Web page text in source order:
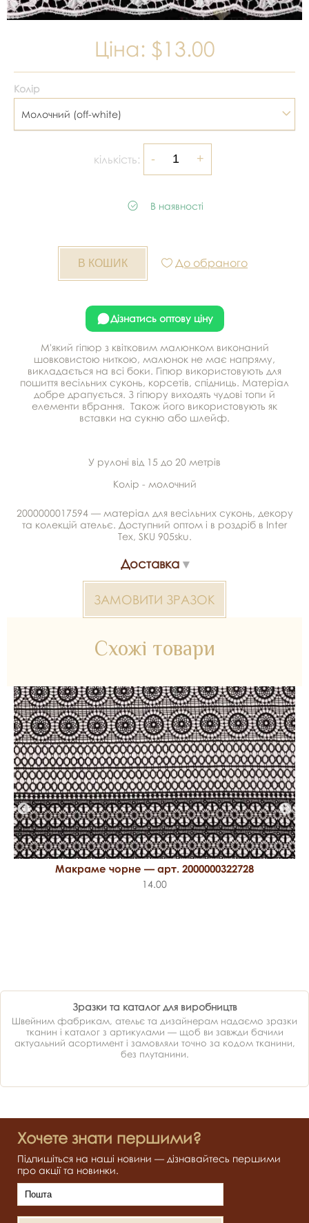
Ціна: $13.00
Колір
Молочний (off-white)
кількість:
В наявності
До обраного
Дізнатись оптову ціну
М'який гіпюр з квітковим малюнком виконаний
шовковистою ниткою, малюнок не має напряму,
викладається на всі боки. Гіпюр використовують для
пошиття весільних суконь, корсетів, спідниць. Матеріал
добре драпується. З гіпюру виходять чудові топи й
елементи вбрання. Також його використовують як
вставки на сукню або шлейф.
У рулоні від 15 до 20 метрів
Колір - молочний
2000000017594 — матеріал для весільних суконь, декору
та колекцій ательє. Доступний оптом і в роздріб в Inter
Tex, SKU 905sku.
Доставка
ЗАМОВИТИ ЗРАЗОК
Схожі товари
Макраме чорне — арт. 2000000322728
14.00
Зразки та каталог для виробництв
Швейним фабрикам, ательє та дизайнерам надаємо зразки
тканин і каталог з артикулами — щоб ви завжди бачили
актуальний асортимент і замовляли точно за кодом тканини,
без плутанини.
Хочете знати першими?
Підпишіться на наші новини — дізнавайтесь першими
про акції та новинки.